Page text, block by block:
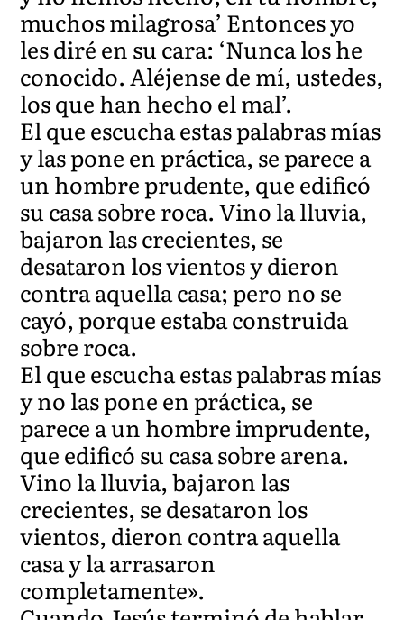
muchos milagrosa’ Entonces yo
les diré en su cara: ‘Nunca los he
conocido. Aléjense de mí, ustedes,
los que han hecho el mal’.
El que escucha estas palabras mías
y las pone en práctica, se parece a
un hombre prudente, que edificó
su casa sobre roca. Vino la lluvia,
bajaron las crecientes, se
desataron los vientos y dieron
contra aquella casa; pero no se
cayó, porque estaba construida
sobre roca.
El que escucha estas palabras mías
y no las pone en práctica, se
parece a un hombre imprudente,
que edificó su casa sobre arena.
Vino la lluvia, bajaron las
crecientes, se desataron los
vientos, dieron contra aquella
casa y la arrasaron
completamente».